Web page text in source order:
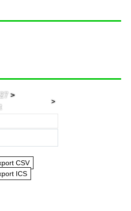
>
>
CSV
ICS